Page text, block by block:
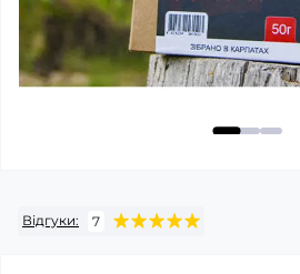
Відгуки: 7